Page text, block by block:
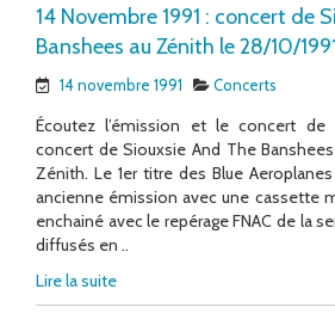
14 Novembre 1991 : concert de
Banshees au Zénith le 28/10/
14 novembre 1991 Concerts
Écoutez l’émission et le concert de
concert de Siouxsie And The
Zénith. Le 1er titre des Blue
ancienne émission avec une cassette
enchainé avec le repérage FNAC de la
diffusés en ..
Lire la suite